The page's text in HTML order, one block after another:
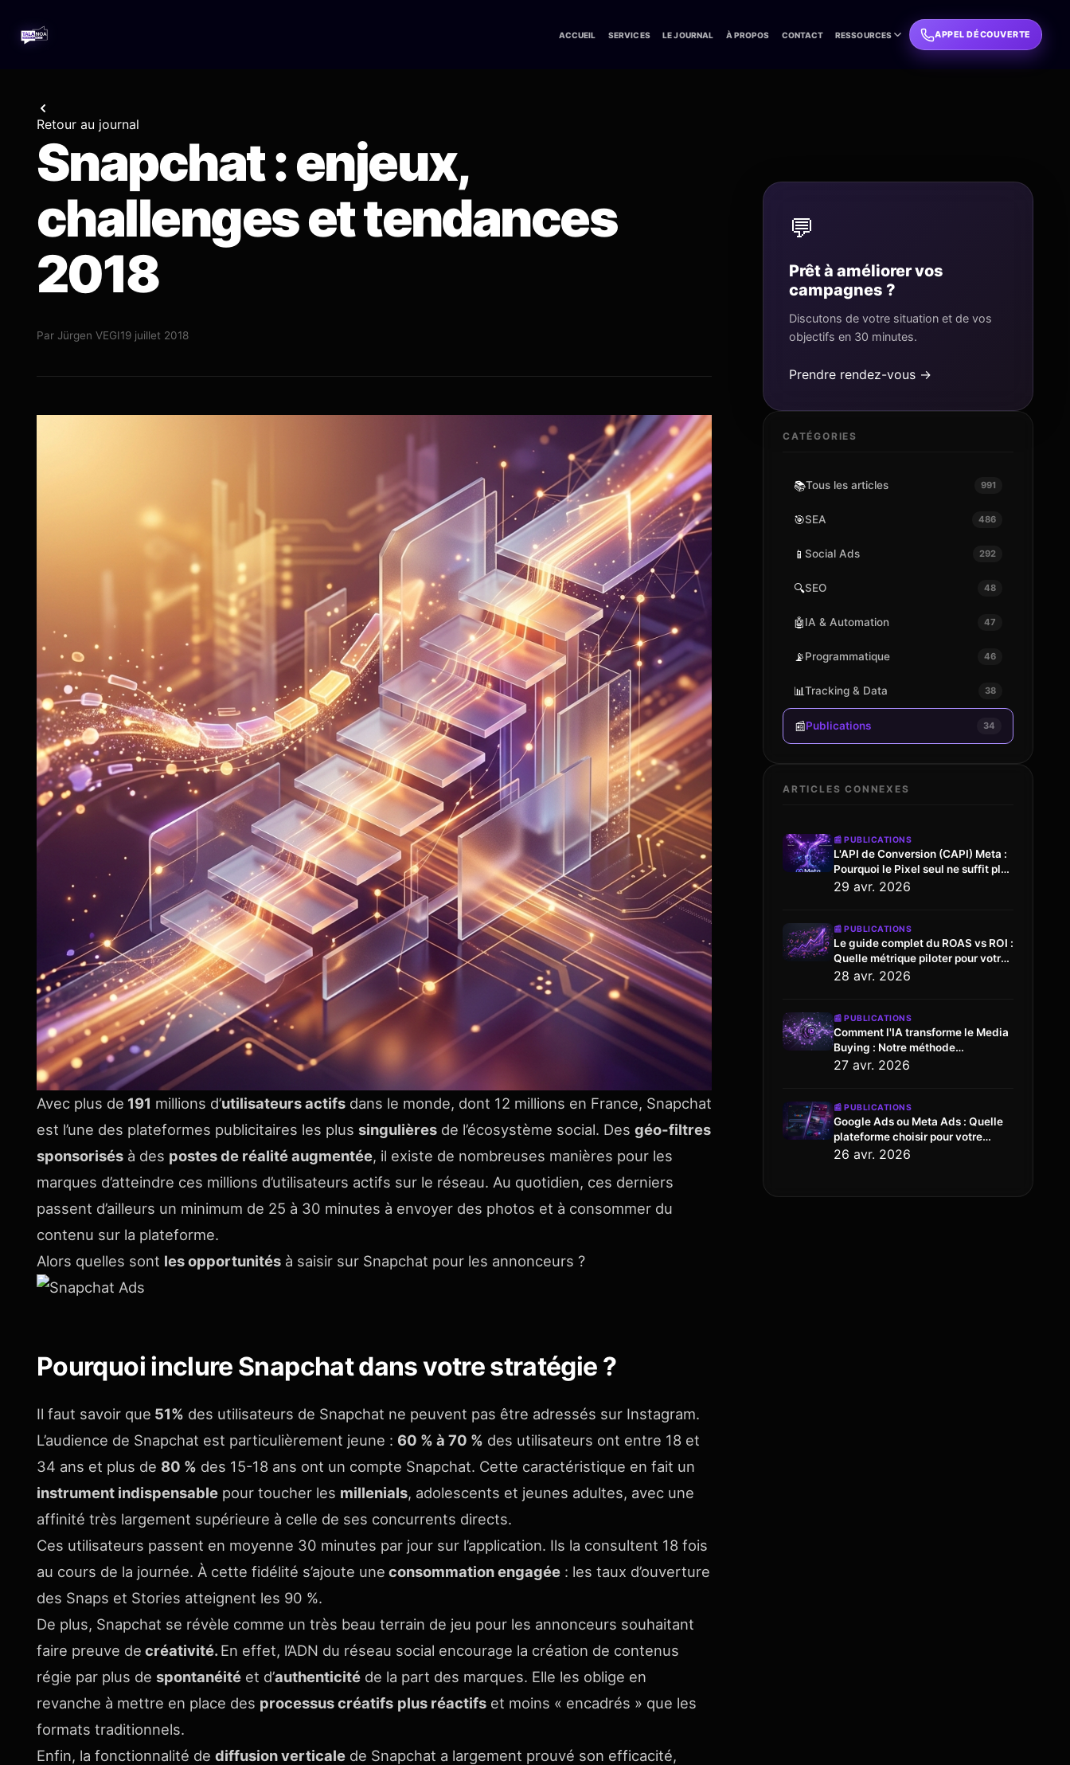
ACCUEIL SERVICES LE JOURNAL À PROPOS CONTACT RESSOURCES APPEL DÉCOUVERTE
Retour au journal
Snapchat : enjeux,
challenges et tendances
2018
Par Jürgen VEGI19 juillet 2018
Avec plus de 191 millions d’utilisateurs actifs dans le monde, dont 12 millions en France, Snapchat
est l’une des plateformes publicitaires les plus singulières de l’écosystème social. Des géo-filtres
sponsorisés à des postes de réalité augmentée, il existe de nombreuses manières pour les
marques d’atteindre ces millions d’utilisateurs actifs sur le réseau. Au quotidien, ces derniers
passent d’ailleurs un minimum de 25 à 30 minutes à envoyer des photos et à consommer du
contenu sur la plateforme.
Alors quelles sont les opportunités à saisir sur Snapchat pour les annonceurs ?
Pourquoi inclure Snapchat dans votre stratégie ?
Il faut savoir que 51% des utilisateurs de Snapchat ne peuvent pas être adressés sur Instagram.
L’audience de Snapchat est particulièrement jeune : 60 % à 70 % des utilisateurs ont entre 18 et
34 ans et plus de 80 % des 15-18 ans ont un compte Snapchat. Cette caractéristique en fait un
instrument indispensable pour toucher les millenials, adolescents et jeunes adultes, avec une
affinité très largement supérieure à celle de ses concurrents directs.
Ces utilisateurs passent en moyenne 30 minutes par jour sur l’application. Ils la consultent 18 fois
au cours de la journée. À cette fidélité s’ajoute une consommation engagée : les taux d’ouverture
des Snaps et Stories atteignent les 90 %.
De plus, Snapchat se révèle comme un très beau terrain de jeu pour les annonceurs souhaitant
faire preuve de créativité.En effet, l’ADN du réseau social encourage la création de contenus
régie par plus de spontanéité et d’authenticité de la part des marques. Elle les oblige en
revanche à mettre en place des processus créatifs plus réactifs et moins « encadrés » que les
formats traditionnels.
Enfin, la fonctionnalité de diffusion verticale de Snapchat a largement prouvé son efficacité,
💬
Prêt à améliorer vos
campagnes ?
Discutons de votre situation et de vos
objectifs en 30 minutes.
Prendre rendez-vous →
CATÉGORIES
📚Tous les articles 991
🎯SEA 486
📱 Social Ads 292
🔍SEO 48
🤖IA & Automation 47
📡Programmatique 46
📊Tracking & Data 38
📰Publications 34
ARTICLES CONNEXES
📰 PUBLICATIONS
L'API de Conversion (CAPI) Meta :
Pourquoi le Pixel seul ne suffit plus
en 2026 ?
29 avr. 2026
📰 PUBLICATIONS
Le guide complet du ROAS vs ROI :
Quelle métrique piloter pour votre
rentabilité ?
28 avr. 2026
📰 PUBLICATIONS
Comment l'IA transforme le Media
Buying : Notre méthode
d'optimisation prédictive
27 avr. 2026
📰 PUBLICATIONS
Google Ads ou Meta Ads : Quelle
plateforme choisir pour votre
TPE/PME ?
26 avr. 2026